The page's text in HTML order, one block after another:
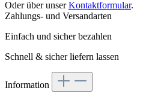
Oder über unserKontaktformular.
Zahlungs- und Versandarten
Einfach und sicher bezahlen
Schnell & sicher liefern lassen
Information